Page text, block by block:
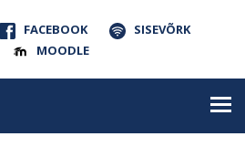
FACEBOOK
SISEVÕRK
MOODLE